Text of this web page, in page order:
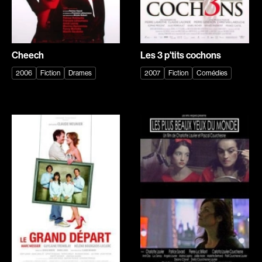
Arson Ann
Asselin Olivier
Asselin Jean-François
Attenborough Richard
Aubry François
Audy Michel
Baldi Gian Vittorio
Ball Ara
Barabé Charles
Barbancourt Marie Ange
Barbeau Paul
Barbeau Manon
Barbeau-Lavalette Anaïs
Baric Nancy
Barichello Rudy
Baril Céline
Barilliet France
Barnaby Jeff
Barrilliet Fabrice
Baruchel Jay
Barzman Paolo
Bastien Pierre
Cheech
2006 Fiction Drames
Les 3 p'tits cochons
2007 Fiction Comédies